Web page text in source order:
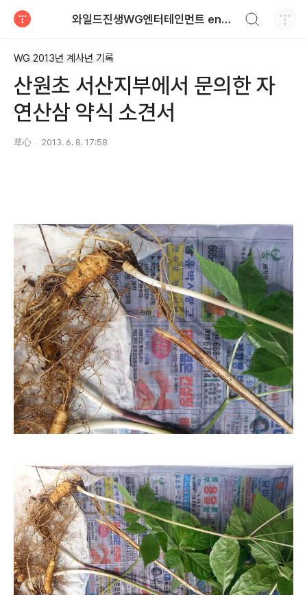
와일드진생WG엔터테인먼트 entertainment
WG 2013년 계사년 기록
산원초 서산지부에서 문의한 자
연산삼 약식 소견서
草心 2013. 6. 8. 17:58